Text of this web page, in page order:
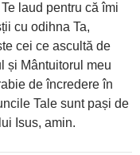
laud pentru că îmi
cu odihna Ta,
cei ce ascultă de
și Mântuitorul meu
de încredere în
Tale sunt pași de
Isus, amin.